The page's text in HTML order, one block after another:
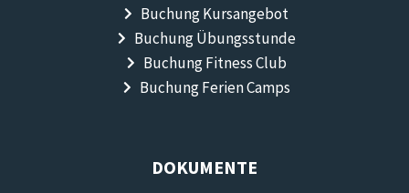
Buchung Kursangebot
Buchung Übungsstunde
Buchung Fitness Club
Buchung Ferien Camps
DOKUMENTE